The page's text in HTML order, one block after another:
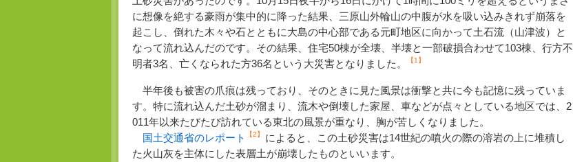
に想像を絶する豪雨が集中的に降った結果、三原山外輪山の中腹が水を吸い込みきれず崩落を
起こし、倒れた木々や石とともに大島の中心部である元町地区に向かって土石流（山津波）と
なって流れ込んだのです。その結果、住宅50棟が全壊、半壊と一部破損合わせて103棟、行方不
明者3名、亡くなられた方36名という大災害となりました。
【1】
半年後も被害の爪痕は残っており、そのときに見た風景は衝撃と共に今も記憶に残っていま
す。特に流れ込んだ土砂が溜まり、流木や倒壊した家屋、車などが点々としている地区では、2
011年以来たびたび訪れている東北の風景が重なり、胸が苦しくなりました。
国土交通省のレポート
【2】
によると、この土砂災害は14世紀の噴火の際の溶岩の上に堆積し
た火山灰を主体にした表層土が崩壊したものといいます。